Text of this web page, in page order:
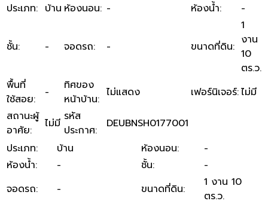
ประเภท: บ้าน ห้องนอน: - ห้องน้ำ: -
ชั้น: - จอดรถ: - ขนาดที่ดิน:
1
งาน
10
ตร.ว.
พื้นที่
ใช้สอย: -
ทิศของ
หน้าบ้าน: ไม่แสดง เฟอร์นิเจอร์:ไม่มี
สถานะผู้
อาศัย: ไม่มี รหัส
ประกาศ:
DEUBNSH0177001
ประเภท: บ้าน ห้องนอน:
-
ห้องน้ำ: - ชั้น:
-
จอดรถ: - ขนาดที่ดิน:
1 งาน 10
ตร.ว.